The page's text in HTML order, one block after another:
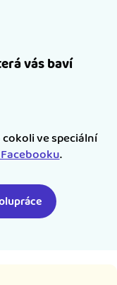
vás baví
ve speciální
.